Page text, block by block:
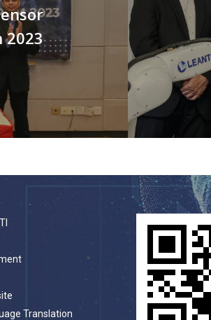
2023
Translation